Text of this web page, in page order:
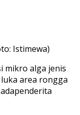
Istimewa)
mikro alga jenis
area rongga